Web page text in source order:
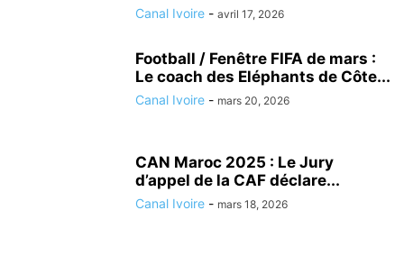
Canal Ivoire - avril 17, 2026
Football / Fenêtre FIFA de mars :
Le coach des Eléphants de Côte...
Canal Ivoire - mars 20, 2026
CAN Maroc 2025 : Le Jury
d’appel de la CAF déclare...
Canal Ivoire - mars 18, 2026